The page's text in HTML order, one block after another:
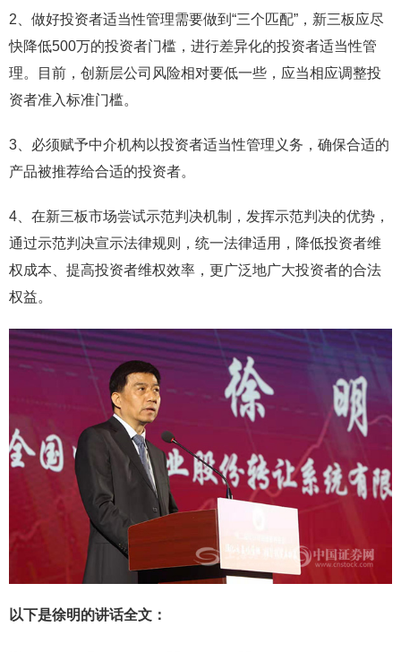
2、做好投资者适当性管理需要做到“三个匹配”，新三板应尽
快降低500万的投资者门槛，进行差异化的投资者适当性管
理。目前，创新层公司风险相对要低一些，应当相应调整投
资者准入标准门槛。
3、必须赋予中介机构以投资者适当性管理义务，确保合适的
产品被推荐给合适的投资者。
4、在新三板市场尝试示范判决机制，发挥示范判决的优势，
通过示范判决宣示法律规则，统一法律适用，降低投资者维
权成本、提高投资者维权效率，更广泛地广大投资者的合法
权益。
以下是徐明的讲话全文：